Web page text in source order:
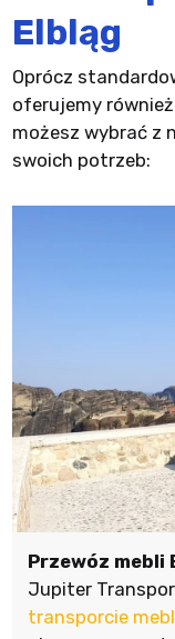
Elbląg
Oprócz
oferujemy
możesz wybrać z
swoich potrzeb:
Przewóz mebli
Jupiter
transporcie